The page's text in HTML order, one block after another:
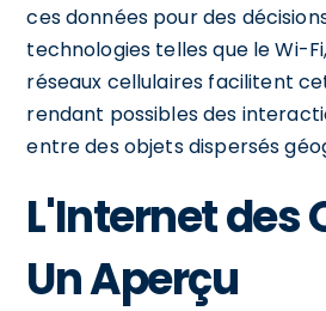
ces données pour des
technologies telles que le Wi-
réseaux cellulaires facilitent
rendant possibles des
entre des objets dispersés
L'Internet des
Un Aperçu